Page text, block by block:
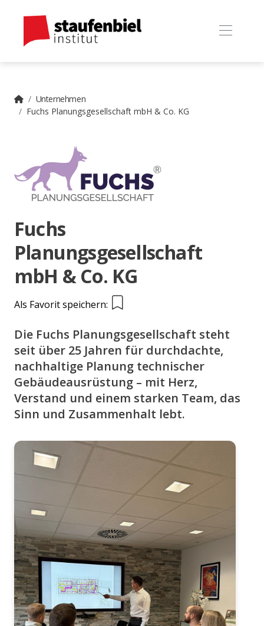
Unternehmen
Fuchs Planungsgesellschaft mbH & Co. KG
Fuchs
Planungsgesellschaft
mbH & Co. KG
Als Favorit speichern:
Die Fuchs Planungsgesellschaft steht
seit über 25 Jahren für durchdachte,
nachhaltige Planung technischer
Gebäudeausrüstung – mit Herz,
Verstand und einem starken Team, das
Sinn und Zusammenhalt lebt.